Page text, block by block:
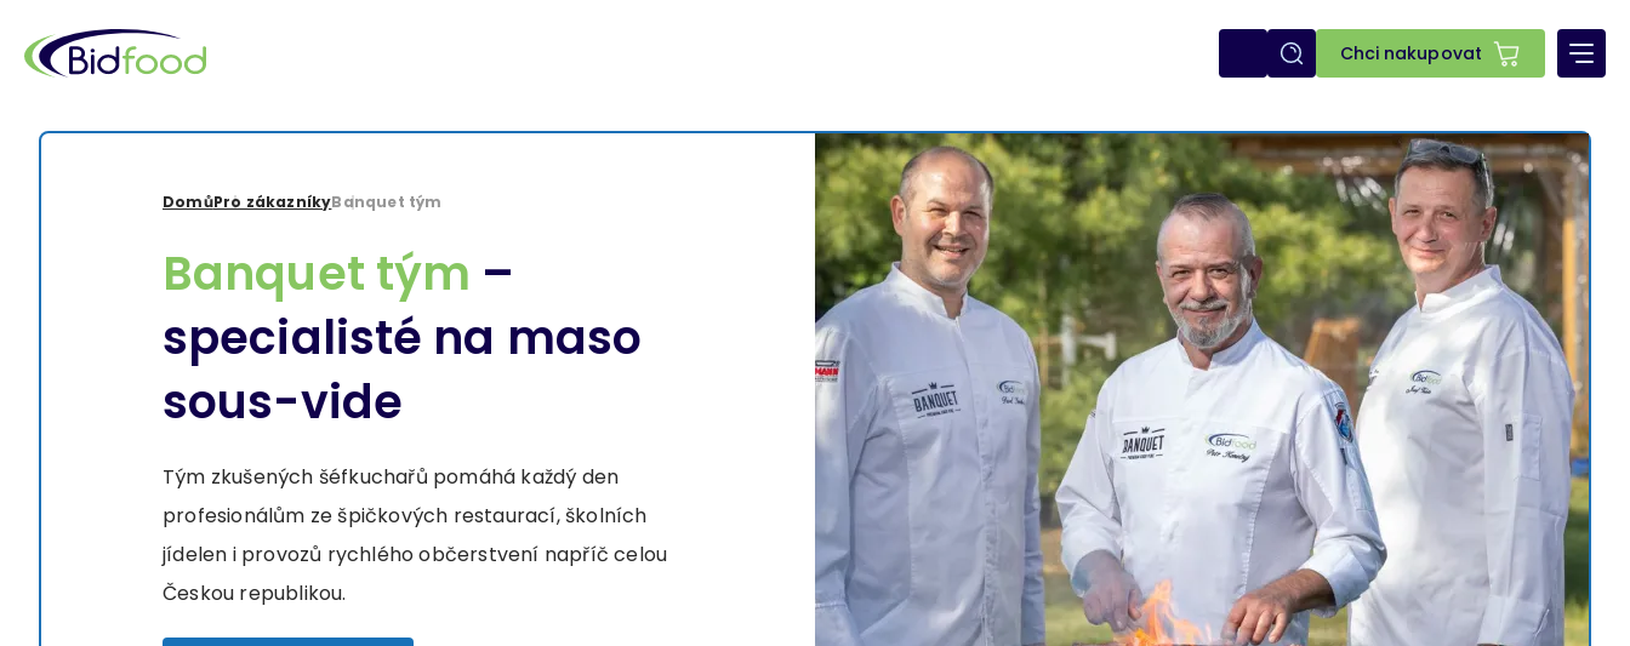
hlavnímu
obsahu
E-
Chci nakupovat
Drobečková
navigace
DomůPro zákazníkyBanquet tým
Banquet tým –
specialisté na maso
sous-vide
Tým zkušených šéfkuchařů pomáhá každý den
profesionálům ze špičkových restaurací, školních
jídelen i provozů rychlého občerstvení napříč celou
Českou republikou.